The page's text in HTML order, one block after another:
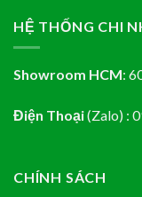
HỆ THỐNG CHI
Showroom HCM:
Điện Thoại(Zalo) :
CHÍNH SÁCH